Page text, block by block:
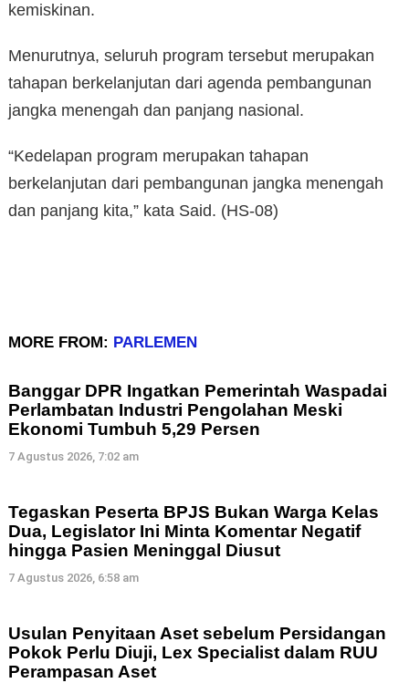
kemiskinan.
Menurutnya, seluruh program tersebut merupakan
tahapan berkelanjutan dari agenda pembangunan
jangka menengah dan panjang nasional.
“Kedelapan program merupakan tahapan
berkelanjutan dari pembangunan jangka menengah
dan panjang kita,” kata Said. (HS-08)
MORE FROM: PARLEMEN
Banggar DPR Ingatkan Pemerintah Waspadai
Perlambatan Industri Pengolahan Meski
Ekonomi Tumbuh 5,29 Persen
7 Agustus 2026, 7:02 am
Tegaskan Peserta BPJS Bukan Warga Kelas
Dua, Legislator Ini Minta Komentar Negatif
hingga Pasien Meninggal Diusut
7 Agustus 2026, 6:58 am
Usulan Penyitaan Aset sebelum Persidangan
Pokok Perlu Diuji, Lex Specialist dalam RUU
Perampasan Aset